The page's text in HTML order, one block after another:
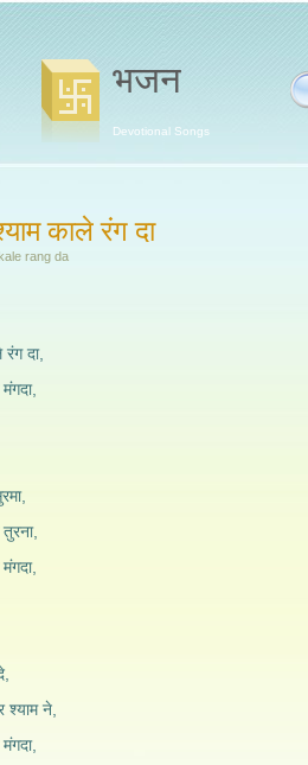
भजन
Devotional Songs
काले रंग दा
rang da
दा,
श्याम ने,